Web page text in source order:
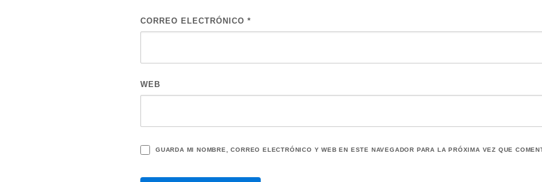
CORREO ELECTRÓNICO *
WEB
GUARDA MI NOMBRE, CORREO ELECTRÓNICO Y WEB EN ESTE NAVEGADOR PARA LA PRÓXIMA VEZ QUE